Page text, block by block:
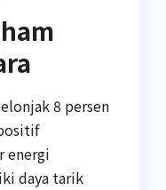
8 persen
energi
daya tarik